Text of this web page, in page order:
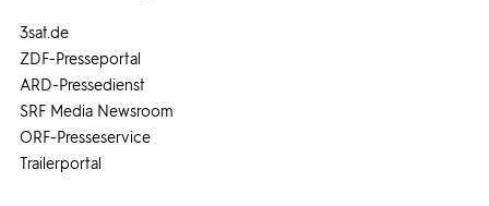
3sat.de
ZDF-Presseportal
ARD-Pressedienst
SRF Media Newsroom
ORF-Presseservice
Trailerportal